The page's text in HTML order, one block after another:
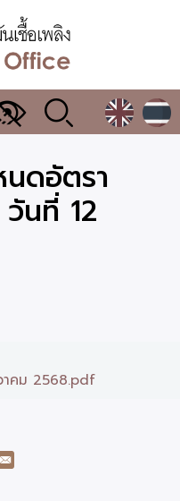
ลี่ยน
ง ดอัตรา
นที่ 12
าคม 2568.pdf